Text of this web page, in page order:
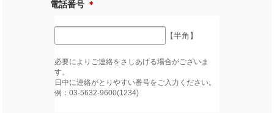
電話番号 ＊
【半角】
必要によりご連絡をさしあげる場合がございま
す。
日中に連絡がとりやすい番号をご入力ください。
例：03-5632-9600(1234)